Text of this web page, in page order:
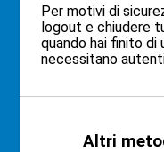
Per motivi di
logout e chiudere
quando hai finito di
necessitano
Altri